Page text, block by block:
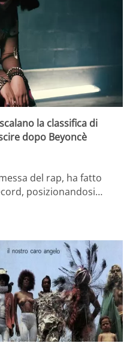
la classifica di
dopo Beyoncè
del rap, ha fatto
posizionandosi…